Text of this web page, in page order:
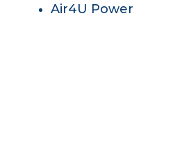
Air4U Power